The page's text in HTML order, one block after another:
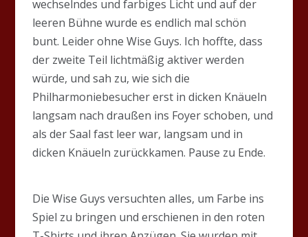
wechselndes und farbiges Licht und auf der
leeren Bühne wurde es endlich mal schön
bunt. Leider ohne Wise Guys. Ich hoffte, dass
der zweite Teil lichtmäßig aktiver werden
würde, und sah zu, wie sich die
Philharmoniebesucher erst in dicken Knäueln
langsam nach draußen ins Foyer schoben, und
als der Saal fast leer war, langsam und in
dicken Knäueln zurückkamen. Pause zu Ende.
Die Wise Guys versuchten alles, um Farbe ins
Spiel zu bringen und erschienen in den roten